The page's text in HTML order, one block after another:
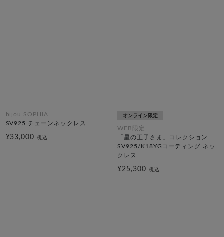
bijou SOPHIA
SV925 チェーンネックレス
¥33,000税込
オンライン限定
WEB限定
「星の王子さま」コレクション
SV925/K18YGコーティング ネッ
クレス
¥25,300 税込